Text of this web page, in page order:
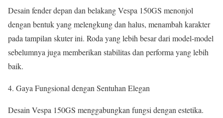
Desain fender depan dan belakang Vespa 150GS menonjol
dengan bentuk yang melengkung dan halus, menambah karakter
pada tampilan skuter ini. Roda yang lebih besar dari model-model
sebelumnya juga memberikan stabilitas dan performa yang lebih
baik.
4. Gaya Fungsional dengan Sentuhan Elegan
Desain Vespa 150GS menggabungkan fungsi dengan estetika.